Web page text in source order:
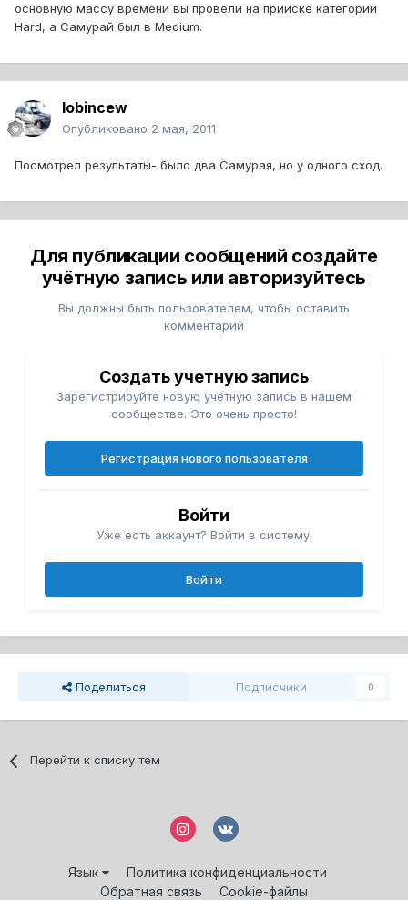
основную массу времени вы провели на прииске категории
Hard, а Самурай был в Medium.
lobincew
Опубликовано 2 мая, 2011
Посмотрел результаты- было два Самурая, но у одного сход.
Для публикации сообщений создайте
учётную запись или авторизуйтесь
Вы должны быть пользователем, чтобы оставить
комментарий
Создать учетную запись
Зарегистрируйте новую учётную запись в нашем
сообществе. Это очень просто!
Регистрация нового пользователя
Войти
Уже есть аккаунт? Войти в систему.
Войти
Поделиться Подписчики 0
Перейти к списку тем
Язык
Политика конфиденциальности
Обратная связь
Cookie-файлы